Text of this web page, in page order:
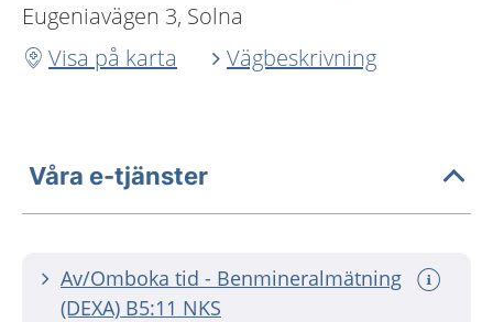
Eugeniavägen 3, Solna
Visa på karta
Vägbeskrivning
Våra e-tjänster
Av/Omboka tid - Benmineralmätning
(DEXA) B5:11 NKS